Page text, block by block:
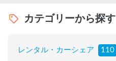
カテゴリーから探す
レンタル・カーシェア 110